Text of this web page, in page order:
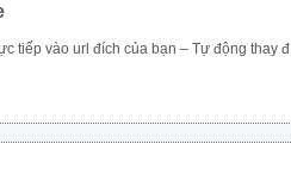
luồng (Mở nhiều cửa sổ cùng lúc) để tăng tốc độ SEO. Vĩnh viễn, bảo hành 1 đổi 1 tool Video demo : https://drive.google.com/drive/folders/1tPeGf4iXaQ1i7g7s_LQQlKB9Qcmt_-Cm